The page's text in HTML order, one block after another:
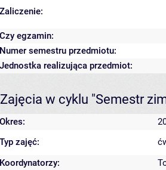
Zaliczenie:
Czy egzamin:
Numer semestru przedmiotu:
Jednostka realizująca przedmiot:
Zajęcia w cyklu "Semestr
Okres:
Typ zajęć:
Koordynatorzy: